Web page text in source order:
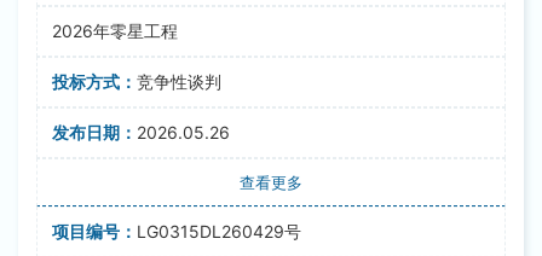
2026年零星工程
竞争性谈判
2026.05.26
查看更多
LG0315DL260429号